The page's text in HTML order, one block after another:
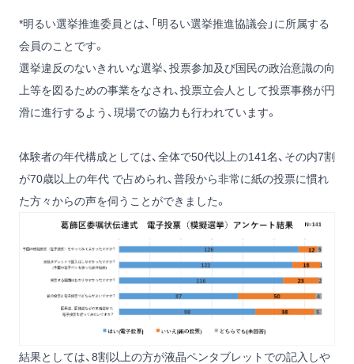
*明るい選挙推進委員とは、「明るい選挙推進協議会」に所属する
会員のことです。
選挙違反のないきれいな選挙、投票参加及び国民の政治意識の向
上等を図るための事業をなされ、投票立会人として投票事務が円
滑に進行するよう、現場での協力も行われています。
体験者の年代構成としては、全体で50代以上の141名、その内7割
が70歳以上の年代 で占められ、普段から非常に紙の投票に慣れ
た方々からの声を伺うことができました。
結果としては、8割以上の方が液晶ペンタブレットでの記入しや